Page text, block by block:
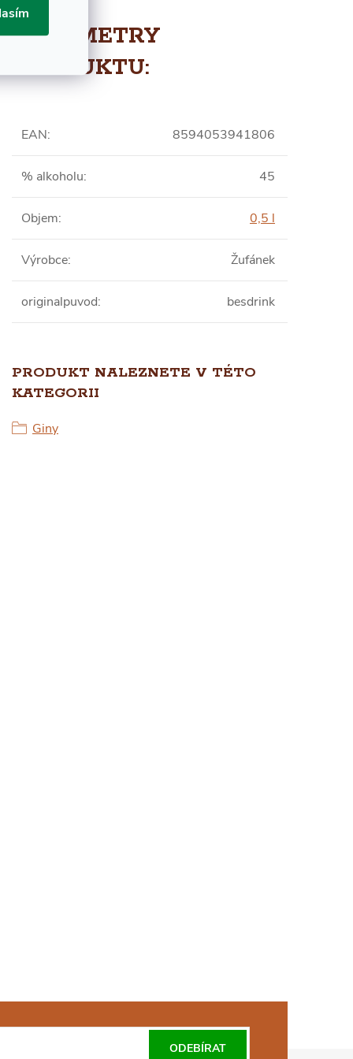
PARAMETRY
PRODUKTU:
EAN: 8594053941806
% alkoholu: 45
Objem: 0,5 l
Výrobce: Žufánek
originalpuvod: besdrink
PRODUKT NALEZNETE V TÉTO
KATEGORII
Giny
ODEBÍRAT